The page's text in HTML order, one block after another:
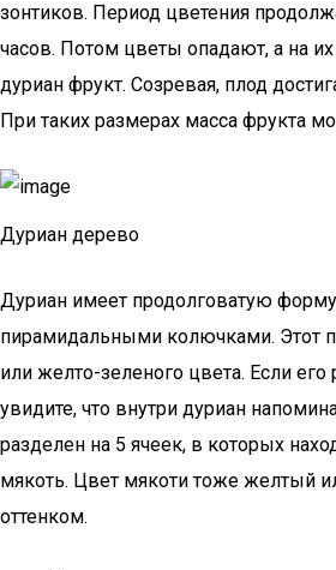
зонтиков. Период цветения
часов. Потом цветы опадают, а на их
дуриан фрукт. Созревая, плод
При таких размерах масса фрукта
Дуриан дерево
Дуриан имеет продолговатую
пирамидальными колючками. Этот
или желто-зеленого цвета. Если его
увидите, что внутри дуриан
разделен на 5 ячеек, в которых
мякоть. Цвет мякоти тоже желтый
оттенком.